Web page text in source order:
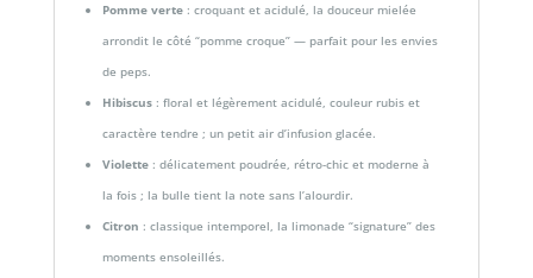
Pomme verte: croquant et acidulé, la douceur mielée
arrondit le côté “pomme croque” — parfait pour les envies
de peps.
Hibiscus: floral et légèrement acidulé, couleur rubis et
caractère tendre ; un petit air d’infusion glacée.
Violette: délicatement poudrée, rétro-chic et moderne à
la fois ; la bulle tient la note sans l’alourdir.
Citron : classique intemporel, la limonade “signature” des
moments ensoleillés.